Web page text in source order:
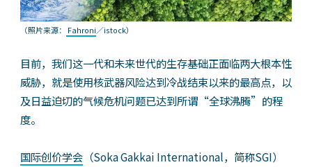
（照片来源： Fahroni／istock）
目前，我们这一代和未来世代的生存基础正面临两大根本性
威胁，就是使用核武器风险达到冷战结束以来的最高点，以
及日益迫切的气候危机问题已达到所谓“全球沸腾”的程
度。
国际创价学会（Soka Gakkai International，简称SGI）